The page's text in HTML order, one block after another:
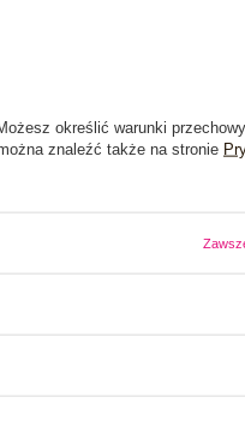
Możesz określić warunki
znaleźć także na stronie